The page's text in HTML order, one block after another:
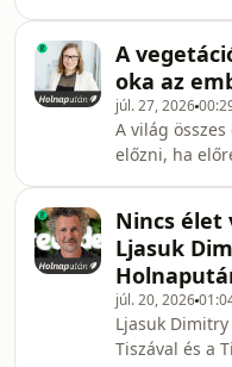
jórészt eltűnt.
kicsúcsosodó
melegedő és
az
negatív
sokak szerint
órában
és egyre
A
oka az
júl. 27, 2026
A világ
előzni, ha
ám a
lehetséges.
Corvinus
Manczinger
akik a
Nincs élet
Ljasuk
júl. 20, 2026
Ljasuk
Tiszával és a